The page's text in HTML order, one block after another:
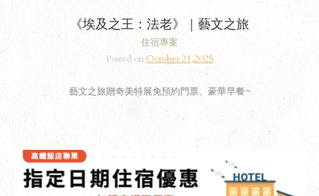
《埃及之王：法老》｜藝文之旅
住宿專案
Posted on October 21,2025
藝文之旅贈奇美特展免預約門票、豪華早餐~